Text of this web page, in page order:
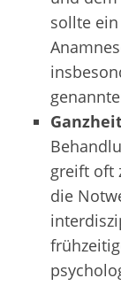
sollte
greift oft
die